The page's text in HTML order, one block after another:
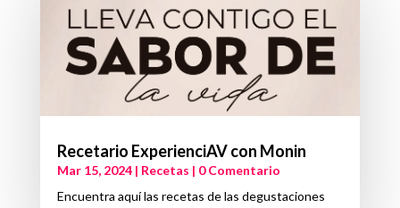
Recetario ExperienciAV con Monin
Mar 15, 2024| Recetas | 0 Comentario
Encuentra aquí las recetas de las degustaciones